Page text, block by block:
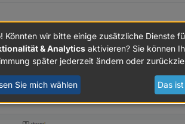
Pump - learning, live und
Könnten wir bitte einige zusätzliche Dienste
& Analytics aktivieren? Sie können
später jederzeit ändern oder
Sie mich wählen Das